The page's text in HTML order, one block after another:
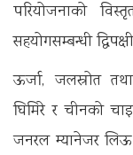
परियोजनाको
सहयोगसम्बन्धी
ऊर्जा, जलस्रोत
घिमिरे र चीनको
जनरल म्यानेजर लिऊ